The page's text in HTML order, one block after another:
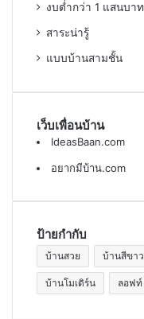
งบต่ำกว่า 1 แสนบาท
สาระน่ารู้
แบบบ้านสามชั้น
เว็บเพื่อนบ้าน
IdeasBaan.com
อยากมีบ้าน.com
ป้ายกำกับ
บ้านสวย บ้านสีขาว
บ้านโมเดิร์น ลอฟท์